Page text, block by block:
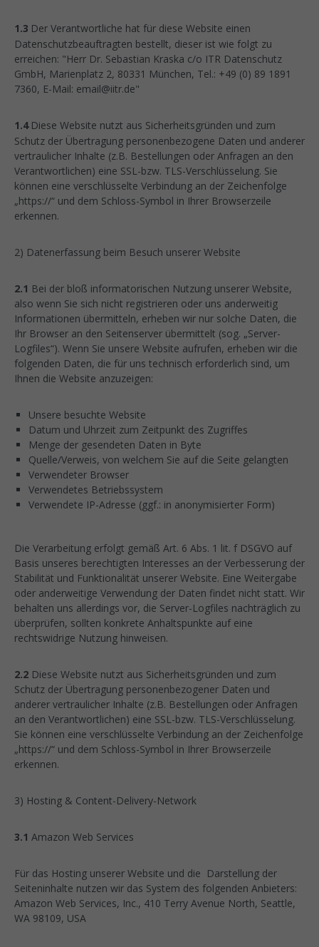
1.3 Der Verantwortliche hat für diese Website einen
Datenschutzbeauftragten bestellt, dieser ist wie folgt zu
erreichen: "Herr Dr. Sebastian Kraska c/o ITR Datenschutz
GmbH, Marienplatz 2, 80331 München, Tel.: +49 (0) 89 1891
7360, E-Mail: email@iitr.de"
1.4 Diese Website nutzt aus Sicherheitsgründen und zum
Schutz der Übertragung personenbezogene Daten und anderer
vertraulicher Inhalte (z.B. Bestellungen oder Anfragen an den
Verantwortlichen) eine SSL-bzw. TLS-Verschlüsselung. Sie
können eine verschlüsselte Verbindung an der Zeichenfolge
„https://“ und dem Schloss-Symbol in Ihrer Browserzeile
erkennen.
2) Datenerfassung beim Besuch unserer Website
2.1 Bei der bloß informatorischen Nutzung unserer Website,
also wenn Sie sich nicht registrieren oder uns anderweitig
Informationen übermitteln, erheben wir nur solche Daten, die
Ihr Browser an den Seitenserver übermittelt (sog. „Server-
Logfiles“). Wenn Sie unsere Website aufrufen, erheben wir die
folgenden Daten, die für uns technisch erforderlich sind, um
Ihnen die Website anzuzeigen:
Unsere besuchte Website
Datum und Uhrzeit zum Zeitpunkt des Zugriffes
Menge der gesendeten Daten in Byte
Quelle/Verweis, von welchem Sie auf die Seite gelangten
Verwendeter Browser
Verwendetes Betriebssystem
Verwendete IP-Adresse (ggf.: in anonymisierter Form)
Die Verarbeitung erfolgt gemäß Art. 6 Abs. 1 lit. f DSGVO auf
Basis unseres berechtigten Interesses an der Verbesserung der
Stabilität und Funktionalität unserer Website. Eine Weitergabe
oder anderweitige Verwendung der Daten findet nicht statt. Wir
behalten uns allerdings vor, die Server-Logfiles nachträglich zu
überprüfen, sollten konkrete Anhaltspunkte auf eine
rechtswidrige Nutzung hinweisen.
2.2 Diese Website nutzt aus Sicherheitsgründen und zum
Schutz der Übertragung personenbezogener Daten und
anderer vertraulicher Inhalte (z.B. Bestellungen oder Anfragen
an den Verantwortlichen) eine SSL-bzw. TLS-Verschlüsselung.
Sie können eine verschlüsselte Verbindung an der Zeichenfolge
„https://“ und dem Schloss-Symbol in Ihrer Browserzeile
erkennen.
3) Hosting & Content-Delivery-Network
3.1 Amazon Web Services
Für das Hosting unserer Website und die Darstellung der
Seiteninhalte nutzen wir das System des folgenden Anbieters:
Amazon Web Services, Inc., 410 Terry Avenue North, Seattle,
WA 98109, USA